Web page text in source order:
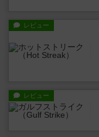
レビュー
レビュー